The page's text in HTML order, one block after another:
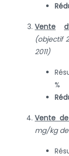
Vente
(objectif
2011)
Vente
mg/kg